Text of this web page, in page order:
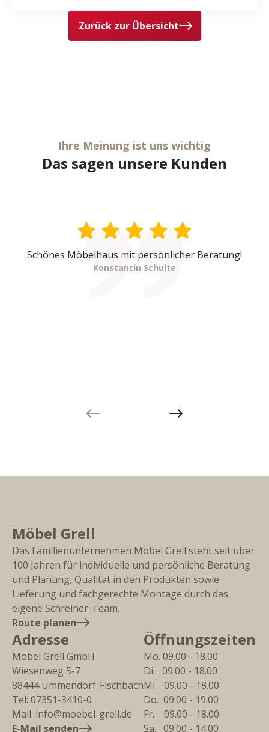
Zurück zur Übersicht
Ihre Meinung ist uns wichtig
Das sagen unsere Kunden
Schönes Möbelhaus mit persönlicher Beratung!
Konstantin Schulte
Next slide
Möbel Grell
Das Familienunternehmen Möbel Grell steht seit über
100 Jahren für individuelle und persönliche Beratung
und Planung, Qualität in den Produkten sowie
Lieferung und fachgerechte Montage durch das
eigene Schreiner-Team.
Route planen
Adresse
Möbel Grell GmbH
Wiesenweg 5-7
88444 Ummendorf-Fischbach
Tel: 07351-3410-0
Mail: info@moebel-grell.de
E-Mail senden
Öffnungszeiten
Mo. 09.00 - 18.00
Di.   09.00 - 18.00
Mi.   09.00 - 18.00
Do.  09.00 - 19.00
Fr.    09.00 - 18.00
Sa.   09.00 - 14.00